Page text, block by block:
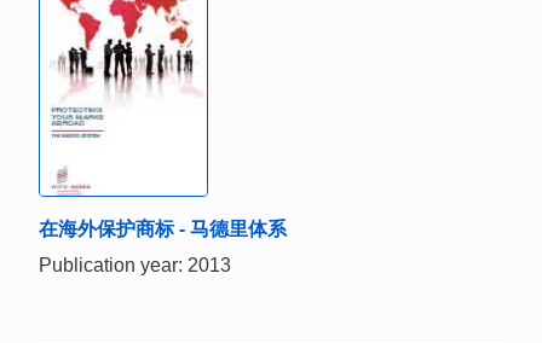
在海外保护商标 - 马德里体系
Publication year: 2013